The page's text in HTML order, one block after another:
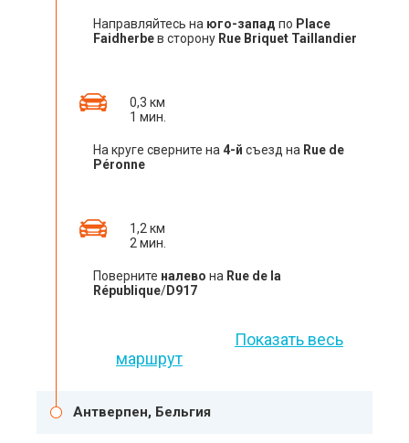
Направляйтесь на юго-запад по Place
Faidherbeв сторону Rue Briquet Taillandier
0,3 км
1 мин.
На круге сверните на 4-й съезд на Rue de
Péronne
1,2 км
2 мин.
Поверните налево на Rue de la
République/D917
Показать весь
маршрут
Антверпен, Бельгия